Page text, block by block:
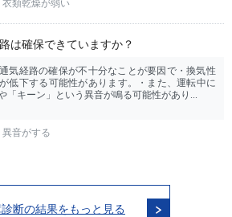
衣類乾燥が弱い
は確保できていますか？
気経路の確保が不十分なことが要因で・換気性
低下する可能性があります。・また、運転中に
「キーン」という異音が鳴る可能性があり...
異音がする
断の結果をもっと見る